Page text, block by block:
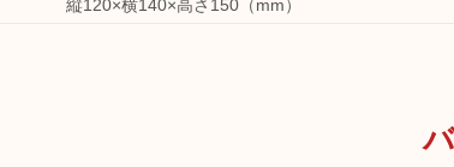
縦120×横140×高さ150（mm）